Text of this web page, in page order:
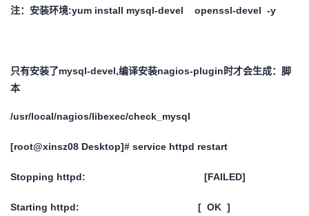
注：安装环境:yum install mysql-devel openssl-devel -y
只有安装了mysql-devel,编译安装nagios-plugin时才会生成：脚
本
/usr/local/nagios/libexec/check_mysql
[root@xinsz08 Desktop]# service httpd restart
Stopping httpd: [FAILED]
Starting httpd: [ OK ]